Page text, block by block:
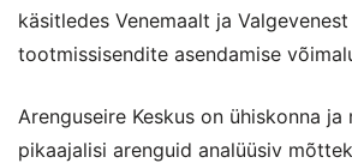
käsitledes Venemaalt ja
tootmissisendite asendamise
Arenguseire Keskus on ühiskonna ja
pikaajalisi arenguid analüüsiv